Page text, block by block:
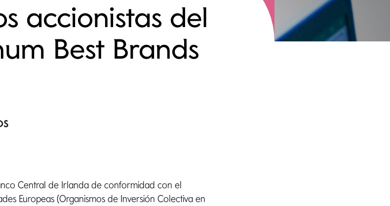
accionistas del
Best Brands
Central de Irlanda de conformidad con el
Europeas (Organismos de Inversión Colectiva en